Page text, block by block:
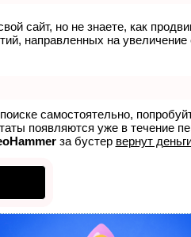
сайт, но не знаете, как
направленных на
самостоятельно,
появляются уже в течение
за бустер вернут